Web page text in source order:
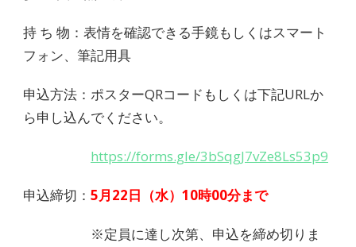
持 ち 物：表情を確認できる手鏡もしくはスマート
フォン、筆記用具
申込方法：ポスターQRコードもしくは下記URLか
ら申し込んでください。
https://forms.gle/3bSqgJ7vZe8Ls53p9
申込締切： 5月22日（水）10時00分まで
※定員に達し次第、申込を締め切りま